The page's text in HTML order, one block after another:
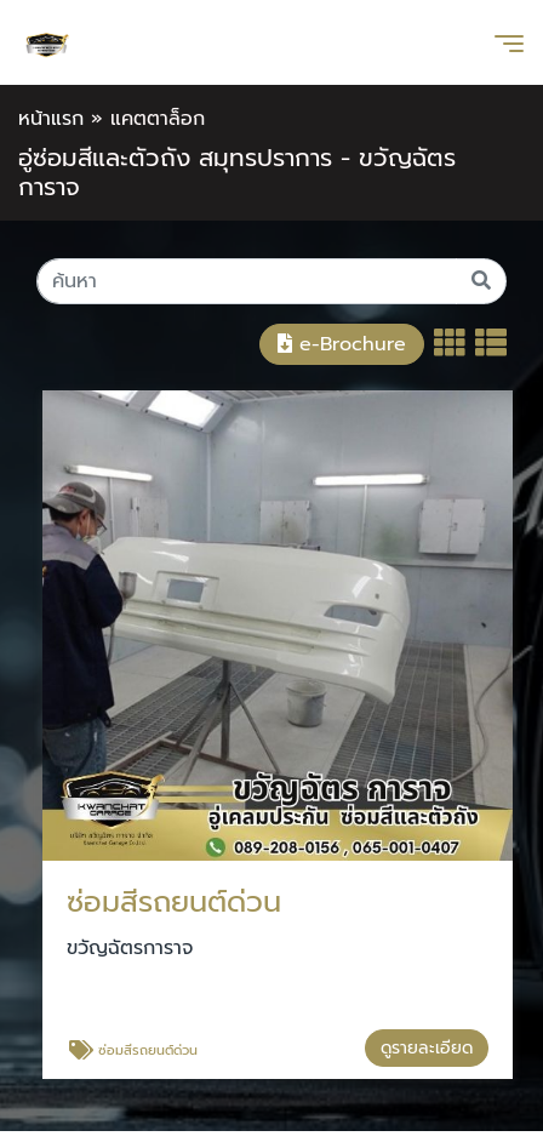
หน้าแรก » แคตตาล็อก
อู่ซ่อมสีและตัวถัง สมุทรปราการ - ขวัญฉัตร
การาจ
e-Brochure
ซ่อมสีรถยนต์ด่วน
ขวัญฉัตรการาจ
ซ่อมสีรถยนต์ด่วน ดูรายละเอียด